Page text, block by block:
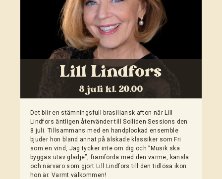
Lill Lindfors
8 juli kl. 20.00
Det blir en stämningsfull brasiliansk afton när Lill
Lindfors äntligen återvänder till Solliden Sessions den
8 juli. Tillsammans med en handplockad ensemble
bjuder hon bland annat på älskade klassiker som Fri
som en vind, Jag tycker inte om dig och ”Musik ska
byggas utav glädje”, framförda med den värme, känsla
och närvaro som gjort Lill Lindfors till den tidlösa ikon
hon är. Varmt välkommen!